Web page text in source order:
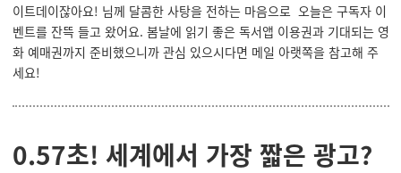
이트데이잖아요! 님께 달콤한 사탕을 전하는 마음으로 오늘은 구독자 이
벤트를 잔뜩 들고 왔어요. 봄날에 읽기 좋은 독서앱 이용권과 기대되는 영
화 예매권까지 준비했으니까 관심 있으시다면 메일 아랫쪽을 참고해 주
세요!
0.57초! 세계에서 가장 짧은 광고?